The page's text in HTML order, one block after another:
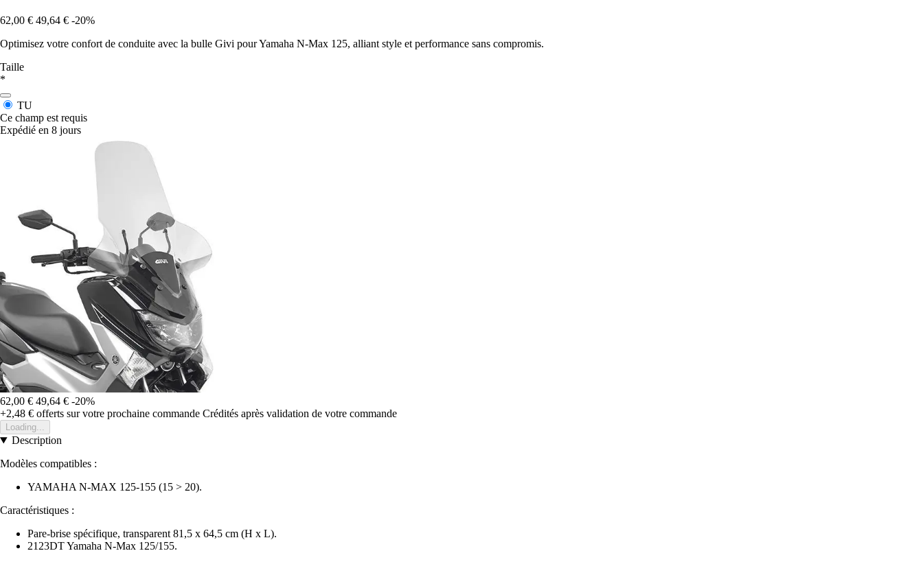
62,00 € 49,64 € -20%
Optimisez votre confort de conduite avec la bulle Givi pour Yamaha N-Max 125, alliant style et performance sans compromis.
Taille
*
TU
Ce champ est requis
Expédié en 8 jours
62,00 € 49,64 € -20%
+2,48 € offerts sur votre prochaine commande Crédités après validation de votre commande
Loading...
Description
Modèles compatibles :
YAMAHA N-MAX 125-155 (15 > 20).
Caractéristiques :
Pare-brise spécifique, transparent 81,5 x 64,5 cm (H x L).
2123DT Yamaha N-Max 125/155.